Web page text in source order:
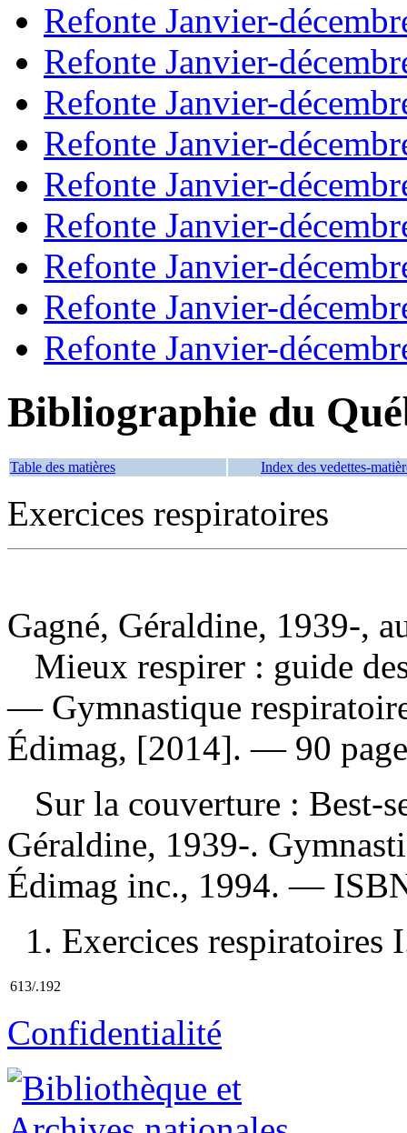
Refonte Janvier-
Refonte Janvier-
Refonte Janvier-
Refonte Janvier-
Refonte Janvier-
Refonte Janvier-
Refonte Janvier-
Refonte Janvier-
Refonte Janvier-
Bibliographie du
Table des matières Index des vedettes-
Exercices respiratoires
Gagné, Géraldine, 1939-,
Mieux respirer : guide
— Gymnastique
Édimag, [2014]. — 90
Sur la couverture :
Géraldine, 1939-.
Édimag inc., 1994. —
1. Exercices respiratoires
613/.192
Confidentialité